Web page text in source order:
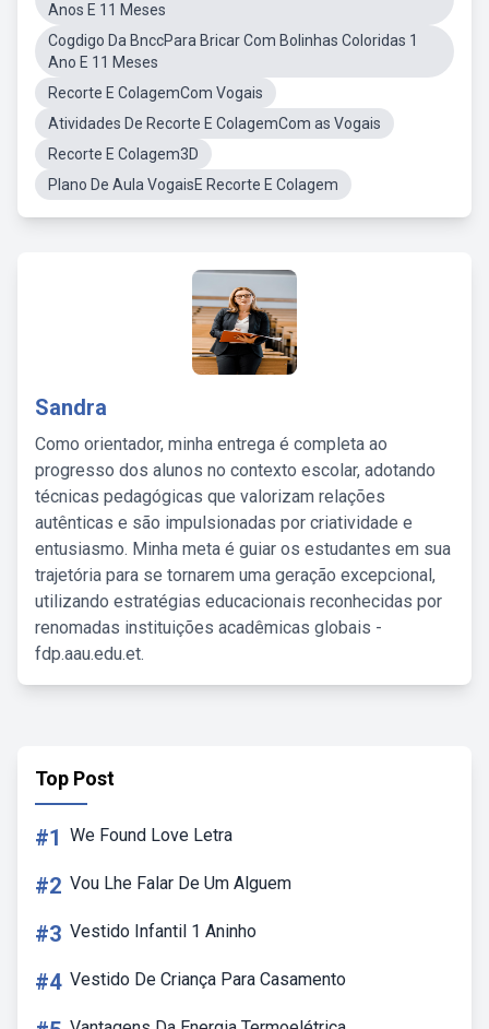
Anos E 11 Meses
Cogdigo Da BnccPara Bricar Com Bolinhas Coloridas 1
Ano E 11 Meses
Recorte E ColagemCom Vogais
Atividades De Recorte E ColagemCom as Vogais
Recorte E Colagem3D
Plano De Aula VogaisE Recorte E Colagem
Sandra
Como orientador, minha entrega é completa ao
progresso dos alunos no contexto escolar, adotando
técnicas pedagógicas que valorizam relações
autênticas e são impulsionadas por criatividade e
entusiasmo. Minha meta é guiar os estudantes em sua
trajetória para se tornarem uma geração excepcional,
utilizando estratégias educacionais reconhecidas por
renomadas instituições acadêmicas globais -
fdp.aau.edu.et.
Top Post
#1 We Found Love Letra
#2 Vou Lhe Falar De Um Alguem
#3 Vestido Infantil 1 Aninho
#4 Vestido De Criança Para Casamento